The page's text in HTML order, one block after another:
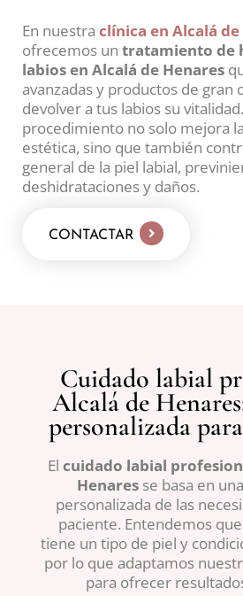
En nuestra clínica en Alcalá de
ofrecemos un tratamiento de
labios en Alcalá de Henares
avanzadas y productos de gran
devolver a tus labios su
procedimiento no solo mejora
estética, sino que también
general de la piel labial,
deshidrataciones y daños.
CONTACTAR
Cuidado labial
Alcalá de
personalizada
El cuidado labial
Henaresse basa en
personalizada de las
paciente. Entendemos
tiene un tipo de piel y
por lo que adaptamos
para ofrecer